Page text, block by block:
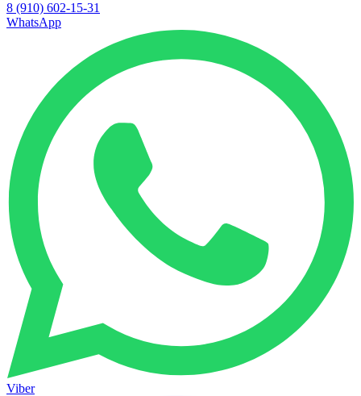
8 (910) 602-15-31
WhatsApp
Viber